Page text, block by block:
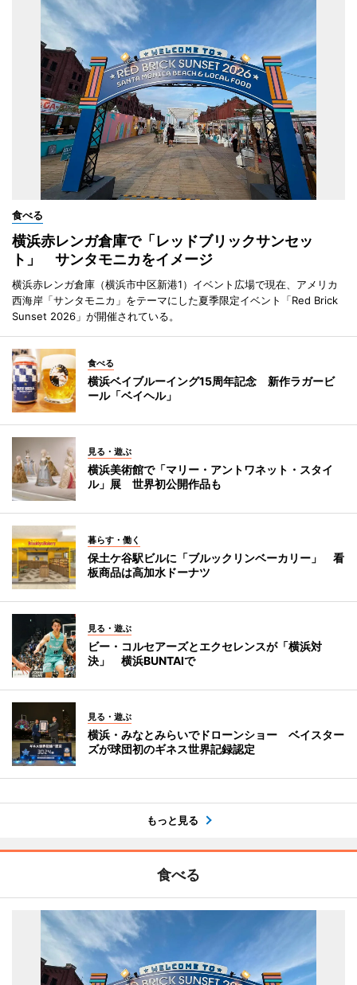
食べる
横浜赤レンガ倉庫で「レッドブリックサンセッ
ト」 サンタモニカをイメージ
横浜赤レンガ倉庫（横浜市中区新港1）イベント広場で現在、アメリカ
西海岸「サンタモニカ」をテーマにした夏季限定イベント「Red Brick
Sunset 2026」が開催されている。
食べる
横浜ベイブルーイング15周年記念 新作ラガービ
ール「ベイヘル」
見る・遊ぶ
横浜美術館で「マリー・アントワネット・スタイ
ル」展 世界初公開作品も
暮らす・働く
保土ケ谷駅ビルに「ブルックリンベーカリー」 看
板商品は高加水ドーナツ
見る・遊ぶ
ビー・コルセアーズとエクセレンスが「横浜対
決」 横浜BUNTAIで
見る・遊ぶ
横浜・みなとみらいでドローンショー ベイスター
ズが球団初のギネス世界記録認定
もっと見る
食べる